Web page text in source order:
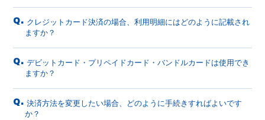
Q. クレジットカード決済の場合、利用明細にはどのように記載され
ますか？
Q. デビットカード・プリペイドカード・バンドルカードは使用でき
ますか？
Q. 決済方法を変更したい場合、どのように手続きすればよいです
か？